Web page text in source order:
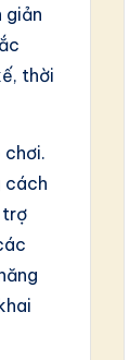
giản
thời
cách
trợ